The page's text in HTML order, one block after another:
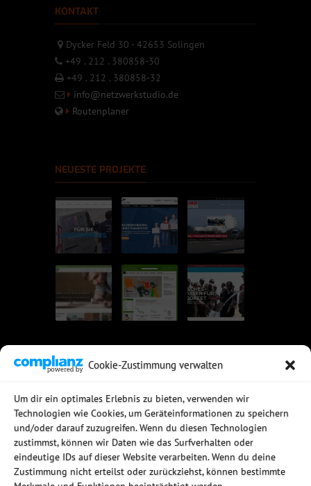
Cookie-Zustimmung verwalten
Um dir ein optimales Erlebnis zu bieten, verwenden wir
Technologien wie Cookies, um Geräteinformationen zu speichern
und/oder darauf zuzugreifen. Wenn du diesen Technologien
zustimmst, können wir Daten wie das Surfverhalten oder
eindeutige IDs auf dieser Website verarbeiten. Wenn du deine
Zustimmung nicht erteilst oder zurückziehst, können bestimmte
KONTAKT
Dycker Feld 30 - 42653 Solingen
+49 . 212 . 380858-30
+49 . 212 . 380858-32
info@netzwerkstudio.de
Routenplaner
NEUESTE PROJEKTE
Rechtssichere Email-Archivierung
MDaemon Mail- & Groupwareserver
Virtualisierung mit vmWare
Sophos UTM - Mehr als eine Firewall